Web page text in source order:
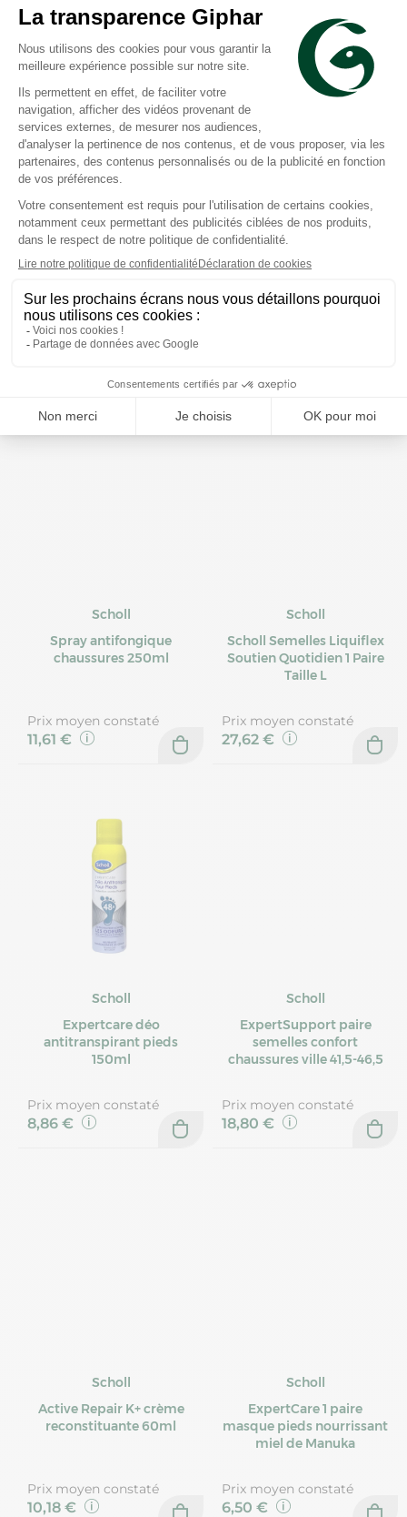
Scholl
Expertsupport 2 semelles
anti-douleur genou et
talon 37-39,5
Prix moyen constaté
24,62 €
Scholl
Velvet Smooth râpe
électrique Express
Scholl
Spray antifongique
chaussures 250ml
Prix moyen constaté
11,61 €
Scholl
Scholl Semelles Liquiflex
Soutien Quotidien 1 Paire
Taille L
Prix moyen constaté
27,62 €
Scholl
Expertcare déo
antitranspirant pieds
150ml
Prix moyen constaté
8,86 €
Scholl
ExpertSupport paire
semelles confort
chaussures ville 41,5-46,5
Prix moyen constaté
18,80 €
Scholl
Active Repair K+ crème
reconstituante 60ml
Prix moyen constaté
10,18 €
Scholl
ExpertCare 1 paire
masque pieds nourrissant
miel de Manuka
Prix moyen constaté
6,50 €